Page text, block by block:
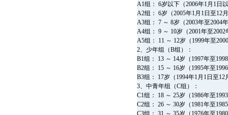
A1组： 6岁以下（2006年1月1日
A2组： 6岁（2005年1月1日至12
A3组： 7 ～ 8岁（2003年至2004
A4组： 9 ～ 10岁（2001年至2002
A5组： 11 ～ 12岁（1999年至
2、少年组（B组）：
B1组： 13 ～ 14岁（1997年至
B2组： 15 ～ 16岁（1995年至
B3组： 17岁（1994年1月1日至12
3、中青年组（C组）：
C1组： 18 ～ 25岁（1986年至
C2组： 26 ～ 30岁（1981年至
C3组： 31 ～ 35岁（1976年至